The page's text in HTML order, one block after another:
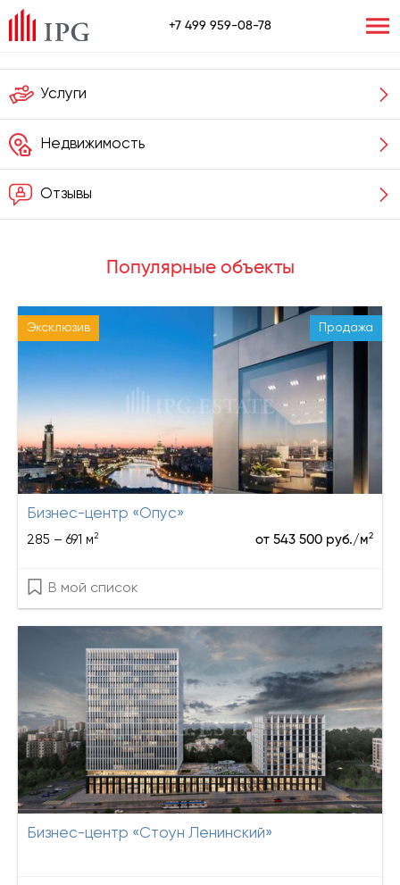
+7 499 959-08-78
Услуги
Недвижимость
Отзывы
Популярные объекты
Эксклюзив Продажа
Бизнес-центр «Опус»
285 – 691 м2 от 543 500 руб./м2
В мой список
Бизнес-центр «Стоун Ленинский»